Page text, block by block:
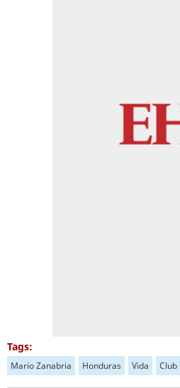
Tags:
Mario Zanabria Honduras Vida Club